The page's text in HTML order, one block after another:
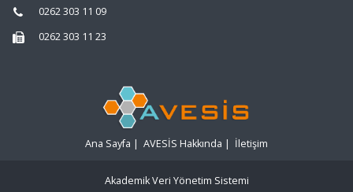
0262 303 11 09
0262 303 11 23
Ana Sayfa | AVESİS Hakkında | İletişim
Akademik Veri Yönetim Sistemi